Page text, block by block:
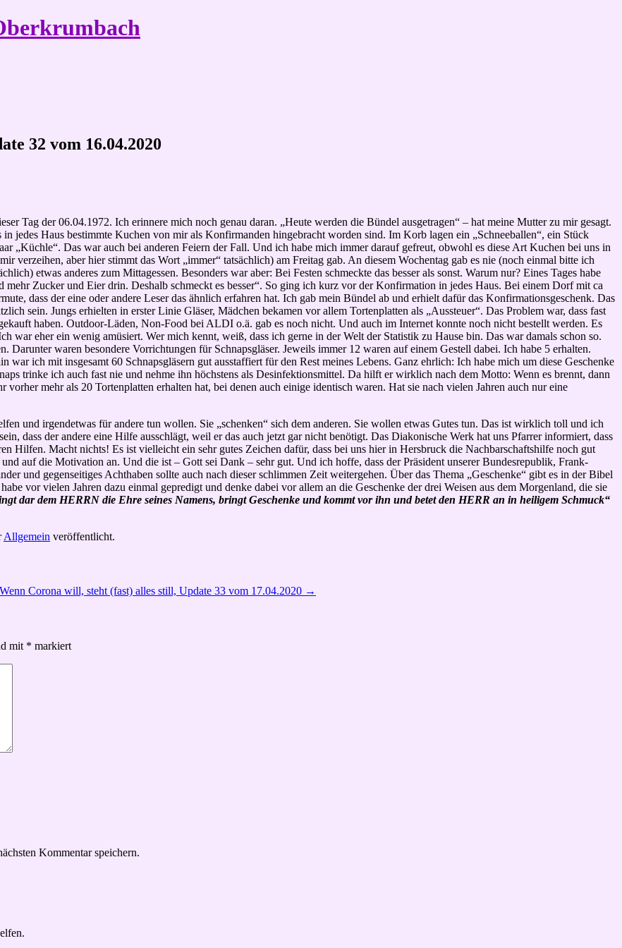
32 vom 16.04.2020
Tag der 06.04.1972. Ich erinnere mich noch genau daran. „Heute werden die Bündel ausgetragen“ – hat meine Mutter zu mir gesagt.
jedes Haus bestimmte Kuchen von mir als Konfirmanden hingebracht worden sind. Im Korb lagen ein „Schneeballen“, ein Stück
„Küchle“. Das war auch bei anderen Feiern der Fall. Und ich habe mich immer darauf gefreut, obwohl es diese Art Kuchen bei uns in
verzeihen, aber hier stimmt das Wort „immer“ tatsächlich) am Freitag gab. An diesem Wochentag gab es nie (noch einmal bitte ich
etwas anderes zum Mittagessen. Besonders war aber: Bei Festen schmeckte das besser als sonst. Warum nur? Eines Tages habe
Zucker und Eier drin. Deshalb schmeckt es besser“. So ging ich kurz vor der Konfirmation in jedes Haus. Bei einem Dorf mit ca
dass der eine oder andere Leser das ähnlich erfahren hat. Ich gab mein Bündel ab und erhielt dafür das Konfirmationsgeschenk. Das
sein. Jungs erhielten in erster Linie Gläser, Mädchen bekamen vor allem Tortenplatten als „Aussteuer“. Das Problem war, dass fast
haben. Outdoor-Läden, Non-Food bei ALDI o.ä. gab es noch nicht. Und auch im Internet konnte noch nicht bestellt werden. Es
war eher ein wenig amüsiert. Wer mich kennt, weiß, dass ich gerne in der Welt der Statistik zu Hause bin. Das war damals schon so.
Darunter waren besondere Vorrichtungen für Schnapsgläser. Jeweils immer 12 waren auf einem Gestell dabei. Ich habe 5 erhalten.
ich mit insgesamt 60 Schnapsgläsern gut ausstaffiert für den Rest meines Lebens. Ganz ehrlich: Ich habe mich um diese Geschenke
trinke ich auch fast nie und nehme ihn höchstens als Desinfektionsmittel. Da hilft er wirklich nach dem Motto: Wenn es brennt, dann
vorher mehr als 20 Tortenplatten erhalten hat, bei denen auch einige identisch waren. Hat sie nach vielen Jahren auch nur eine
und irgendetwas für andere tun wollen. Sie „schenken“ sich dem anderen. Sie wollen etwas Gutes tun. Das ist wirklich toll und ich
dass der andere eine Hilfe ausschlägt, weil er das auch jetzt gar nicht benötigt. Das Diakonische Werk hat uns Pfarrer informiert, dass
Hilfen. Macht nichts! Es ist vielleicht ein sehr gutes Zeichen dafür, dass bei uns hier in Hersbruck die Nachbarschaftshilfe noch gut
auf die Motivation an. Und die ist – Gott sei Dank – sehr gut. Und ich hoffe, dass der Präsident unserer Bundesrepublik, Frank-
und gegenseitiges Achthaben sollte auch nach dieser schlimmen Zeit weitergehen. Über das Thema „Geschenke“ gibt es in der Bibel
vor vielen Jahren dazu einmal gepredigt und denke dabei vor allem an die Geschenke der drei Weisen aus dem Morgenland, die sie
dar dem HERRN die Ehre seines Namens, bringt Geschenke und kommt vor ihn und betet den HERR an in heiligem Schmuck“
Allgemein veröffentlicht.
Wenn Corona will, steht (fast) alles still, Update 33 vom 17.04.2020 →
mit * markiert
Kommentar speichern.